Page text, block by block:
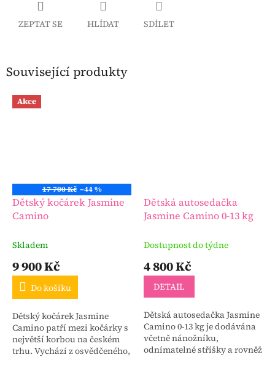
ZEPTAT SE HLÍDAT SDÍLET
Související produkty
Akce
17 700 Kč –44 %
Dětský kočárek Jasmine
Camino
Skladem
9 900 Kč
Do košíku
Dětský kočárek Jasmine
Camino patří mezi kočárky s
největší korbou na českém
trhu. Vychází z osvědčeného,
Dětská autosedačka
Jasmine Camino 0-13 kg
Dostupnost do týdne
4 800 Kč
DETAIL
Dětská autosedačka Jasmine
Camino 0-13 kg je dodávána
včetně nánožníku,
odnímatelné stříšky a rovněž